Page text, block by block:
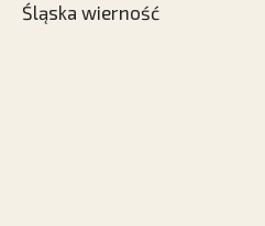
Śląska wierność